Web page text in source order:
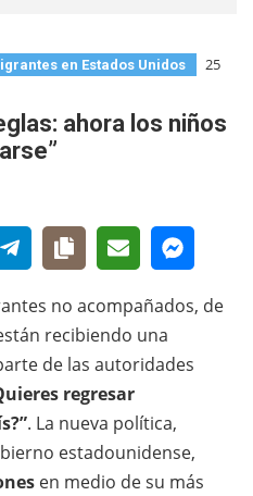
en Estados Unidos
25
ahora los niños
no acompañados, de
recibiendo una
de las autoridades
regresar
. La nueva política,
estadounidense,
en medio de su más